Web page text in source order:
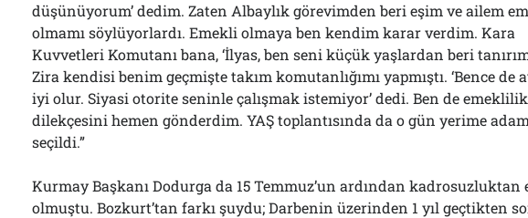
düşünüyorum’ dedim. Zaten Albaylık görevimden beri eşim ve ailem
olmamı söylüyorlardı. Emekli olmaya ben kendim karar verdim. Kara
Kuvvetleri Komutanı bana, ‘İlyas, ben seni küçük yaşlardan beri
Zira kendisi benim geçmişte takım komutanlığımı yapmıştı. ‘Bence de
iyi olur. Siyasi otorite seninle çalışmak istemiyor’ dedi. Ben de emeklilik
dilekçesini hemen gönderdim. YAŞ toplantısında da o gün yerime adam
seçildi.”
Kurmay Başkanı Dodurga da 15 Temmuz’un ardından kadrosuzluktan
olmuştu. Bozkurt’tan farkı şuydu; Darbenin üzerinden 1 yıl geçtikten